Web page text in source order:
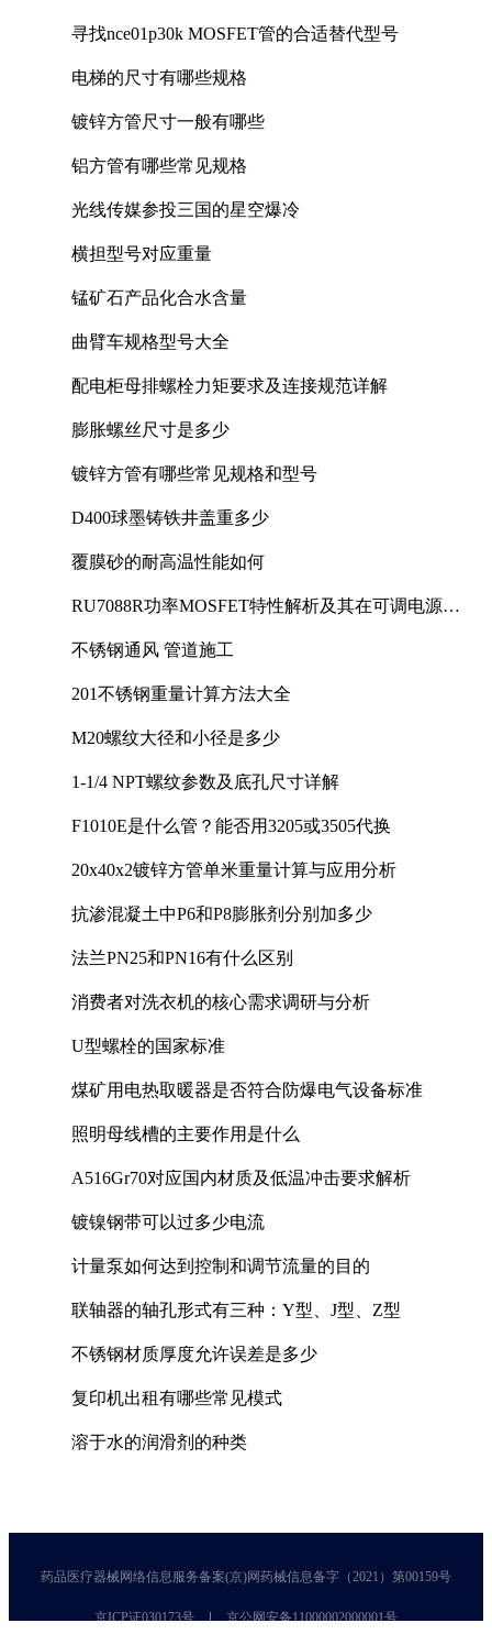
寻找nce01p30k MOSFET管的合适替代型号
电梯的尺寸有哪些规格
镀锌方管尺寸一般有哪些
铝方管有哪些常见规格
光线传媒参投三国的星空爆冷
横担型号对应重量
锰矿石产品化合水含量
曲臂车规格型号大全
配电柜母排螺栓力矩要求及连接规范详解
膨胀螺丝尺寸是多少
镀锌方管有哪些常见规格和型号
D400球墨铸铁井盖重多少
覆膜砂的耐高温性能如何
RU7088R功率MOSFET特性解析及其在可调电源设
不锈钢通风 管道施工
201不锈钢重量计算方法大全
M20螺纹大径和小径是多少
1-1/4 NPT螺纹参数及底孔尺寸详解
F1010E是什么管？能否用3205或3505代换
20x40x2镀锌方管单米重量计算与应用分析
抗渗混凝土中P6和P8膨胀剂分别加多少
法兰PN25和PN16有什么区别
消费者对洗衣机的核心需求调研与分析
U型螺栓的国家标准
煤矿用电热取暖器是否符合防爆电气设备标准
照明母线槽的主要作用是什么
A516Gr70对应国内材质及低温冲击要求解析
镀镍钢带可以过多少电流
计量泵如何达到控制和调节流量的目的
联轴器的轴孔形式有三种：Y型、J型、Z型
不锈钢材质厚度允许误差是多少
复印机出租有哪些常见模式
溶于水的润滑剂的种类
药品医疗器械网络信息服务备案(京)网药械信息备字（2021）第00159号
京ICP证030173号 京公网安备11000002000001号